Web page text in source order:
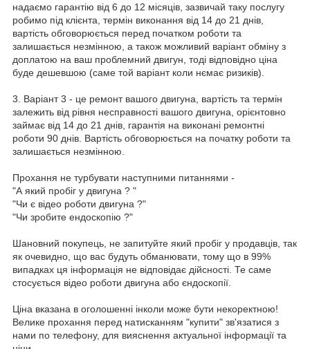
надаємо гарантію від 6 до 12 місяців, зазвичай таку послугу
робимо під клієнта, термін виконання від 14 до 21 днів,
вартість обговорюється перед початком роботи та
залишається незмінною, а також можливий варіант обміну з
доплатою на ваш проблемний двигун, тоді відповідно ціна
буде дешевшою (саме той варіант коли нємає ризиків).
3. Варіант 3 - це ремонт вашого двигуна, вартість та термін
залежить від рівня несправності вашого двигуна, орієнтовно
займає від 14 до 21 днів, гарантія на виконані ремонтні
роботи 90 днів. Вартість обговорюється на початку роботи та
залишається незмінною.
Прохання не турбувати наступними питаннями -
"А який пробіг у двигуна ? "
"Чи є відео роботи двигуна ?"
"Чи зробите ендоскопію ?"
Шановний покупець, не запитуйте який пробіг у продавців, так
як очевидно, що вас будуть обманювати, тому що в 99%
випадках ця інформація не відповідає дійсності. Те саме
стосується відео роботи двигуна або єндоскопії.
Ціна вказана в оголошенні інколи може бути некоректною!
Велике прохання перед натисканням "купити" зв'язатися з
нами по телефону, для вияснення актуальної інформації та